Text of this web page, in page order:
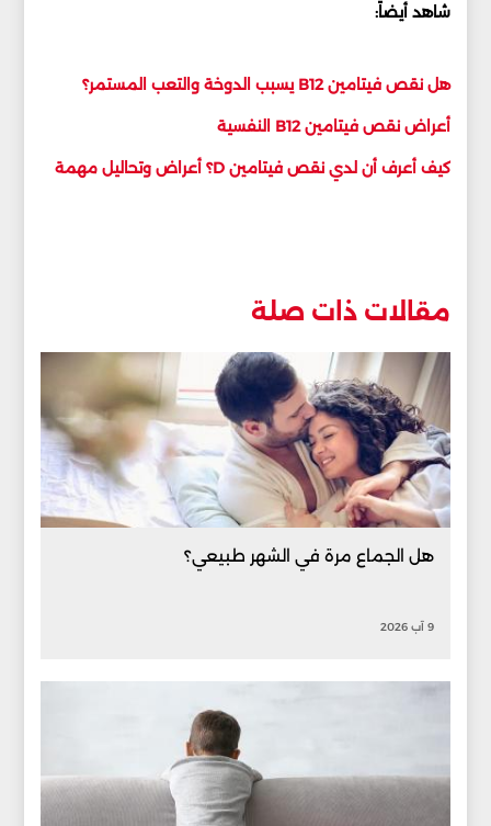
شاهد أيضاً:
هل نقص فيتامين B12 يسبب الدوخة والتعب المستمر؟
أعراض نقص فيتامين B12 النفسية
كيف أعرف أن لدي نقص فيتامين D؟ أعراض وتحاليل مهمة
مقالات ذات صلة
هل الجماع مرة في الشهر طبيعي؟
9 آب 2026